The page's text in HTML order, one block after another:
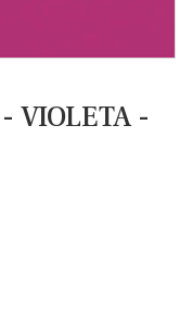
VIOLETA -